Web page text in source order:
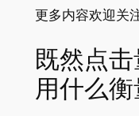
更多内容欢迎关
既然点
用什么